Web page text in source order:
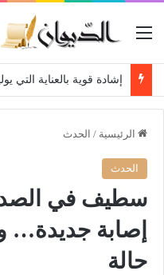
القائمة
الرئيسية / الحدث
الحدث
حالة